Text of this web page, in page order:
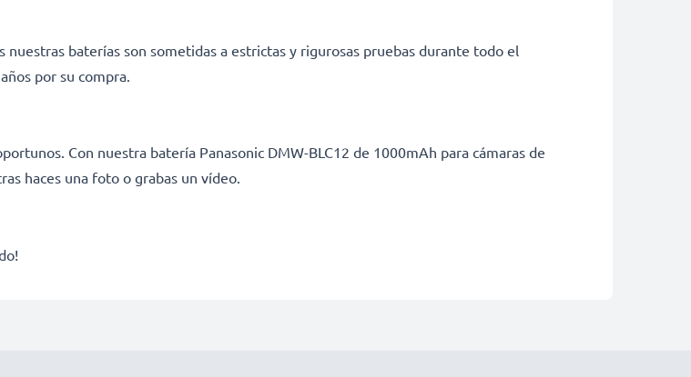
baterías son sometidas a estrictas y rigurosas pruebas durante todo el
por su compra.
Con nuestra batería Panasonic DMW-BLC12 de 1000mAh para cámaras de
haces una foto o grabas un vídeo.